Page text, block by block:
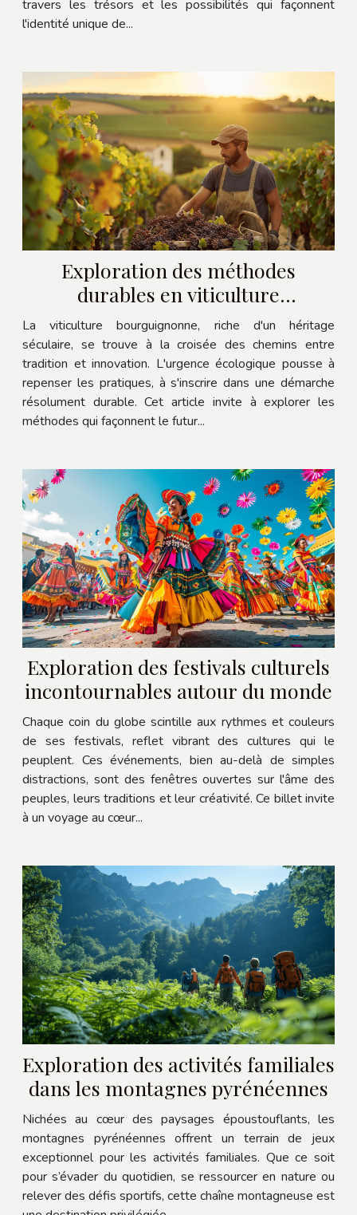
travers les trésors et les possibilités qui façonnent
l'identité unique de...
Exploration des méthodes
durables en viticulture
bourguignonne
La viticulture bourguignonne, riche d'un héritage
séculaire, se trouve à la croisée des chemins entre
tradition et innovation. L'urgence écologique pousse à
repenser les pratiques, à s'inscrire dans une démarche
résolument durable. Cet article invite à explorer les
méthodes qui façonnent le futur...
Exploration des festivals culturels
incontournables autour du monde
Chaque coin du globe scintille aux rythmes et couleurs
de ses festivals, reflet vibrant des cultures qui le
peuplent. Ces événements, bien au-delà de simples
distractions, sont des fenêtres ouvertes sur l'âme des
peuples, leurs traditions et leur créativité. Ce billet invite
à un voyage au cœur...
Exploration des activités familiales
dans les montagnes pyrénéennes
Nichées au cœur des paysages époustouflants, les
montagnes pyrénéennes offrent un terrain de jeux
exceptionnel pour les activités familiales. Que ce soit
pour s’évader du quotidien, se ressourcer en nature ou
relever des défis sportifs, cette chaîne montagneuse est